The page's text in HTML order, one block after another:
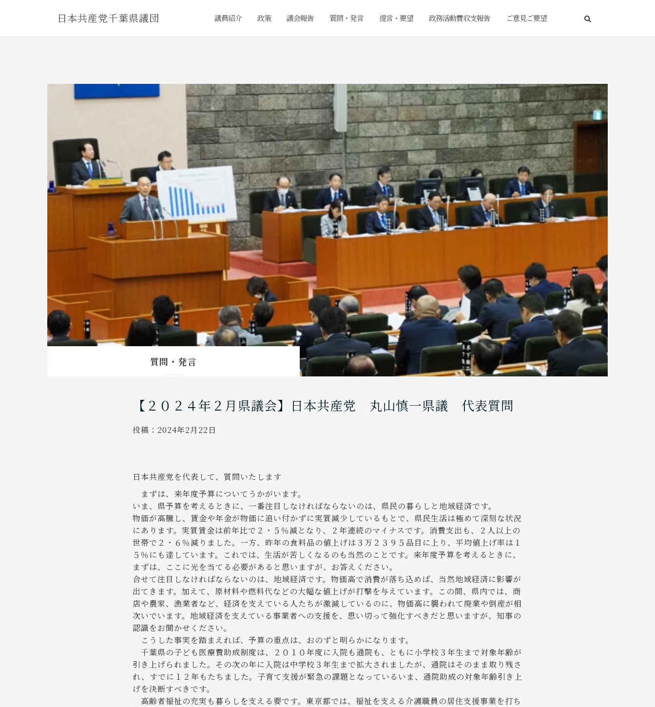
日本共産党千葉県議団 議員紹介 政策 議会報告 質問・発言 提言・要望 政務活動費収支報告 ご意見ご要望
質問・発言
【２０２４年２月県議会】日本共産党 丸山慎一県議 代表質問
投稿： 2024年2月22日
日本共産党を代表して、質問いたします
まずは、来年度予算についてうかがいます。
いま、県予算を考えるときに、一番注目しなければならないのは、県民の暮らしと地域経済です。
物価が高騰し、賃金や年金が物価に追い付かずに実質減少しているもとで、県民生活は極めて深刻な状況
にあります。実質賃金は前年比で２・５％減となり、２年連続のマイナスです。消費支出も、２人以上の
世帯で２・６％減りました。一方、昨年の食料品の値上げは３万２３９５品目に上り、平均値上げ率は１
５％にも達しています。これでは、生活が苦しくなるのも当然のことです。来年度予算を考えるときに、
まずは、ここに光を当てる必要があると思いますが、お答えください。
合せて注目しなければならないのは、地域経済です。物価高で消費が落ち込めば、当然地域経済に影響が
出てきます。加えて、原材料や燃料代などの大幅な値上げが打撃を与えています。この間、県内では、商
店や農家、漁業者など、経済を支えている人たちが激減しているのに、物価高に襲われて廃業や倒産が相
次いでいます。地域経済を支えている事業者への支援を、思い切って強化すべきだと思いますが、知事の
認識をお聞かせください。
こうした事実を踏まえれば、予算の重点は、おのずと明らかになります。
千葉県の子ども医療費助成制度は、２０１０年度に入院も通院も、ともに小学校３年生まで対象年齢が
引き上げられました。その次の年に入院は中学校３年生まで拡大されましたが、通院はそのまま取り残さ
れ、すでに１２年もたちました。子育て支援が緊急の課題となっているいま、通院助成の対象年齢引き上
げを決断すべきです。
高齢者福祉の充実も暮らしを支える要です。東京都では、福祉を支える介護職員の居住支援事業を打ち